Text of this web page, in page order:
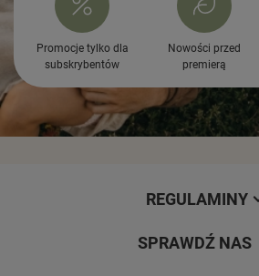
Promocje tylko dla
subskrybentów
Nowości przed
premierą
REGULAMINY
SPRAWDŹ NAS